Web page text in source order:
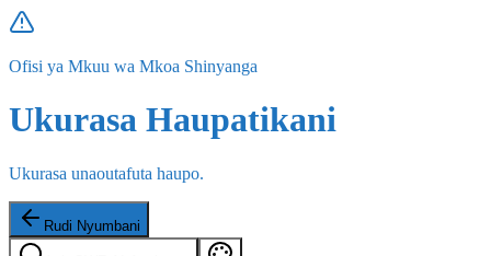
Ofisi ya Mkuu wa Mkoa Shinyanga
Ukurasa Haupatikani
Ukurasa unaoutafuta haupo.
Rudi Nyumbani